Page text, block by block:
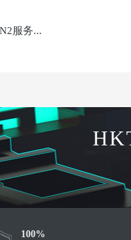
服务...
100%